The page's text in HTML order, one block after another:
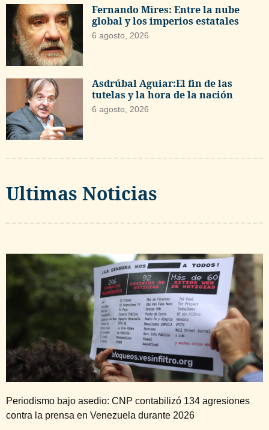
Fernando Mires: Entre la nube
global y los imperios estatales
6 agosto, 2026
Asdrúbal Aguiar:El fin de las
tutelas y la hora de la nación
6 agosto, 2026
Ultimas Noticias
Periodismo bajo asedio: CNP contabilizó 134 agresiones
contra la prensa en Venezuela durante 2026